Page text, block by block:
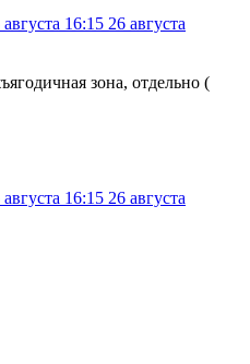
августа 16:15 26 августа
зона, отдельно (
августа 16:15 26 августа